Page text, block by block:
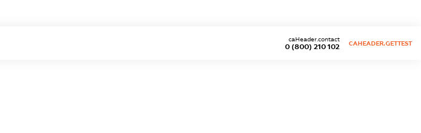
0 (800) 210 102
caHeader.contact
CAHEADER.GETTEST